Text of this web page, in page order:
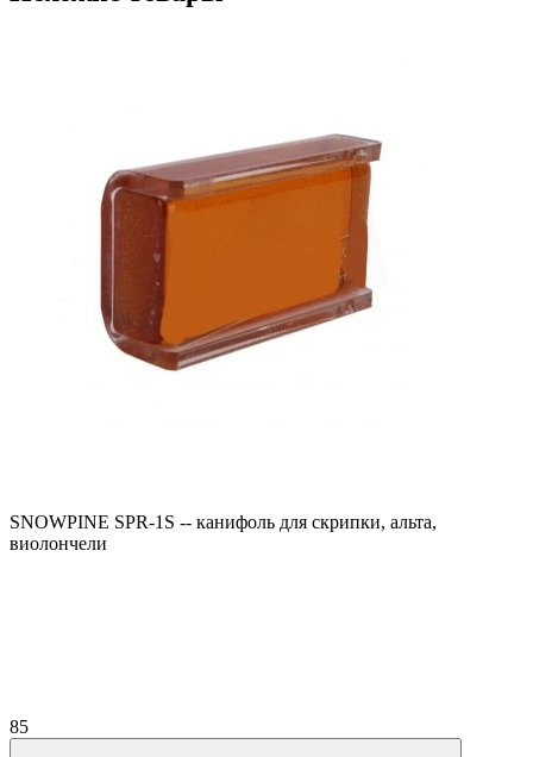
SNOWPINE SPR-1S -- канифоль для скрипки, альта,
виолончели
85